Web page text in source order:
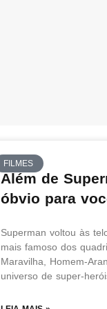
FILMES
Além de
óbvio para
Superman voltou às
mais famoso dos
Maravilha, Homem-
universo de super-